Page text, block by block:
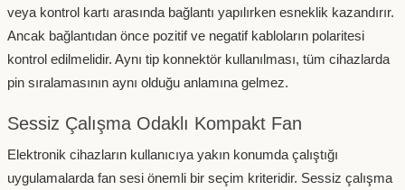
veya kontrol kartı arasında bağlantı yapılırken esneklik kazandırır.
Ancak bağlantıdan önce pozitif ve negatif kabloların polaritesi
kontrol edilmelidir. Aynı tip konnektör kullanılması, tüm cihazlarda
pin sıralamasının aynı olduğu anlamına gelmez.
Sessiz Çalışma Odaklı Kompakt Fan
Elektronik cihazların kullanıcıya yakın konumda çalıştığı
uygulamalarda fan sesi önemli bir seçim kriteridir. Sessiz çalışma